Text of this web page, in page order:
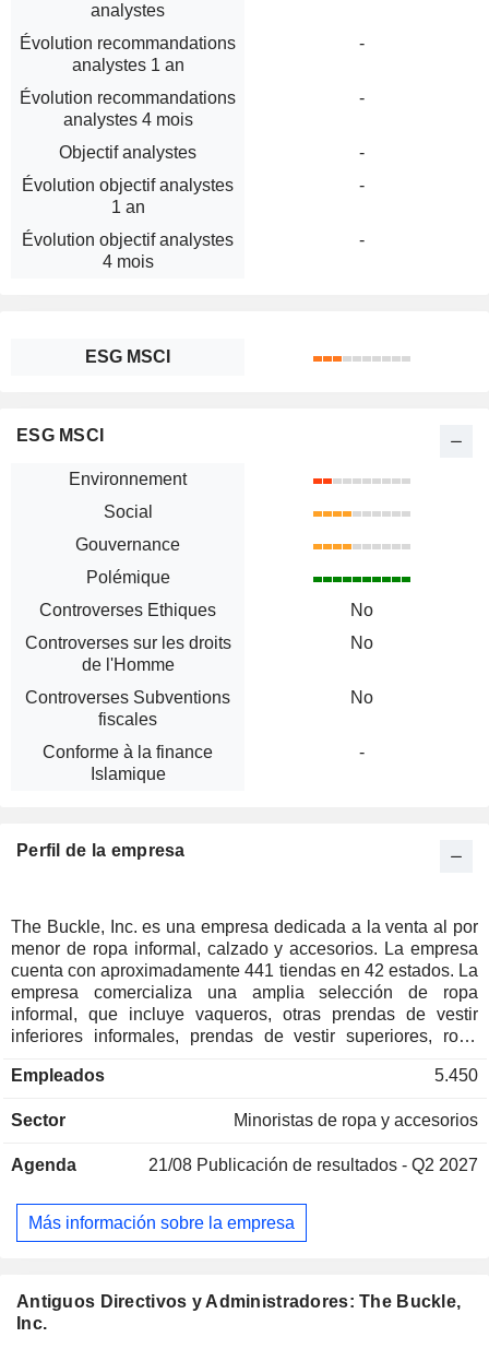
Antiguos Directivos y Administradores: The Buckle,
Inc.
analystes
Évolution recommandations
analystes 1 an
-
Évolution recommandations
analystes 4 mois
-
Objectif analystes
-
Évolution objectif analystes
1 an
-
Évolution objectif analystes
4 mois
-
ESG MSCI
ESG MSCI
Environnement
Social
Gouvernance
Polémique
Controverses Ethiques
No
Controverses sur les droits
de l'Homme
No
Controverses Subventions
fiscales
No
Conforme à la finance
Islamique
-
Perfil de la empresa
The Buckle, Inc. es una empresa dedicada a la venta al por
menor de ropa informal, calzado y accesorios. La empresa
cuenta con aproximadamente 441 tiendas en 42 estados. La
empresa comercializa una amplia selección de ropa
informal, que incluye vaqueros, otras prendas de vestir
inferiores informales, prendas de vestir superiores, ropa
Además, ofrece servicios al cliente, tales como dobladillos
plazos sencillos, la tarjeta de crédito de la marca propia de
empresa ofrece vaqueros de marcas como Flying Monkey,
7 For All Mankind. Entre sus otras marcas clave se incluyen
Affliction, American Fighter, Ariat, Billabong, Birkenstock,
Row, Pendleton, Ray-Ban, Reebok, Ridge, RVCA, SOREL,
Steve Madden, Sullen, Very G, White Crow y Z Supply.
Empleados 5.450
Sector Minoristas de ropa y accesorios
Agenda 21/08 Publicación de resultados - Q2 2027
Más información sobre la empresa